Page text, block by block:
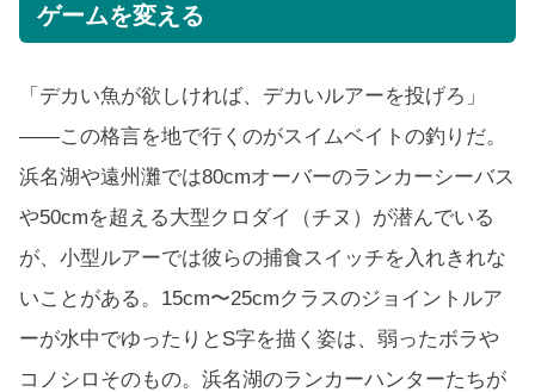
ゲームを変える
「デカい魚が欲しければ、デカいルアーを投げろ」
——この格言を地で行くのがスイムベイトの釣りだ。
浜名湖や遠州灘では80cmオーバーのランカーシーバス
や50cmを超える大型クロダイ（チヌ）が潜んでいる
が、小型ルアーでは彼らの捕食スイッチを入れきれな
いことがある。15cm〜25cmクラスのジョイントルア
ーが水中でゆったりとS字を描く姿は、弱ったボラや
コノシロそのもの。浜名湖のランカーハンターたちが